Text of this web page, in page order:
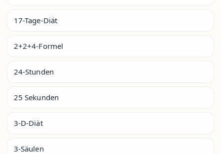
17-Tage-Diät
2+2+4-Formel
24-Stunden
25 Sekunden
3-D-Diät
3-Säulen